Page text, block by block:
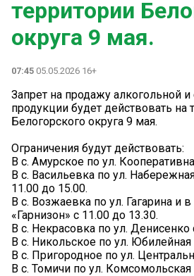
территории
округа 9 мая.
07:45 05.05.2026 16+
Запрет на продажу алкогольной
продукции будет действовать на
Белогорского округа 9 мая.
Ограничения будут действовать:
В с. Амурское по ул.
В с. Васильевка по ул.
11.00 до 15.00.
В с. Возжаевка по ул. Гагарина и
«Гарнизон» с 11.00 до 13.30.
В с. Некрасовка по ул. Денисенко
В с. Никольское по ул. Юбилейная
В с. Пригородное по ул.
В с. Томичи по ул. Комсомольская